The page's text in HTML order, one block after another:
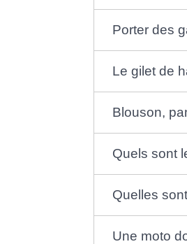
Porter des
Le gilet de
Blouson,
Quels sont
Quelles
Une moto